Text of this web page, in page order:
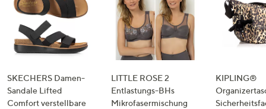
SKECHERS Damen-
Sandale Lifted
Comfort verstellbare
LITTLE ROSE 2
Entlastungs-BHs
Mikrofasermischung
KIPLING®